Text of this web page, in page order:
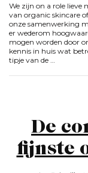
We zijn on a role lieve
van organic skincare
onze samenwerking
er wederom
mogen worden door
kennis in huis wat
tipje van de …
De
fijnste